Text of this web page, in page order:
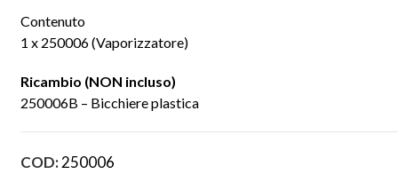
Contenuto
1 x 250006 (Vaporizzatore)
Ricambio (NON incluso)
250006B – Bicchiere plastica
COD:250006